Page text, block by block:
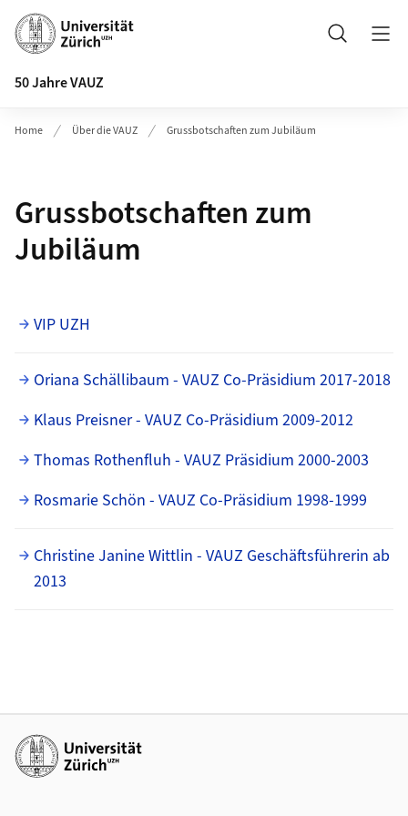
Header
Suche
50 Jahre VAUZ
Home Über die VAUZ Grussbotschaften zum Jubiläum
Grussbotschaften zum
Jubiläum
VIP UZH
Oriana Schällibaum - VAUZ Co-Präsidium 2017-2018
Klaus Preisner - VAUZ Co-Präsidium 2009-2012
Thomas Rothenfluh - VAUZ Präsidium 2000-2003
Rosmarie Schön - VAUZ Co-Präsidium 1998-1999
Christine Janine Wittlin - VAUZ Geschäftsführerin ab
2013
Weiterführende Links